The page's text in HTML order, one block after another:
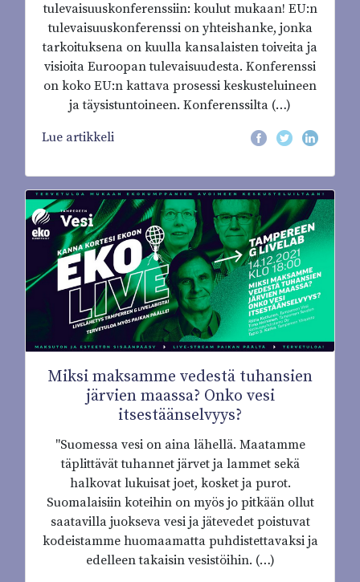
tulevaisuuskonferenssiin: koulut mukaan! EU:n
tulevaisuuskonferenssi on yhteishanke, jonka
tarkoituksena on kuulla kansalaisten toiveita ja
visioita Euroopan tulevaisuudesta. Konferenssi
on koko EU:n kattava prosessi keskusteluineen
ja täysistuntoineen. Konferenssilta (…)
Lue artikkeli
Miksi maksamme vedestä tuhansien
järvien maassa? Onko vesi
itsestäänselvyys?
"Suomessa vesi on aina lähellä. Maatamme
täplittävät tuhannet järvet ja lammet sekä
halkovat lukuisat joet, kosket ja purot.
Suomalaisiin koteihin on myös jo pitkään ollut
saatavilla juokseva vesi ja jätevedet poistuvat
kodeistamme huomaamatta puhdistettavaksi ja
edelleen takaisin vesistöihin. (…)